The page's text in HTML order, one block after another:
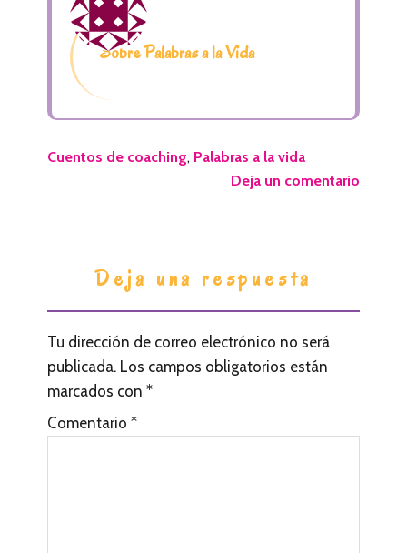
Sobre Palabras a la Vida
Cuentos de coaching, Palabras a la vida
Deja un comentario
Deja una respuesta
Tu dirección de correo electrónico no será
publicada. Los campos obligatorios están
marcados con*
Comentario*